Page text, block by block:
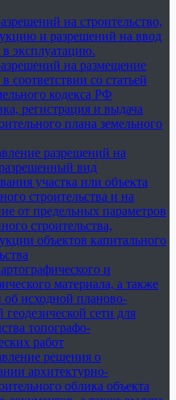
на строительство,
и разрешений на ввод
в эксплуатацию.
на размещение
соответствии со статьей
кодекса РФ
регистрация и выдача
плана земельного
разрешений на
вид
участка или объекта
строительства и на
от предельных параметров
строительства,
объектов капитального
и
материала, а также
об исходной планово-
геодезической сети для
топографо-
работ
решения о
архитектурно-
облика объекта